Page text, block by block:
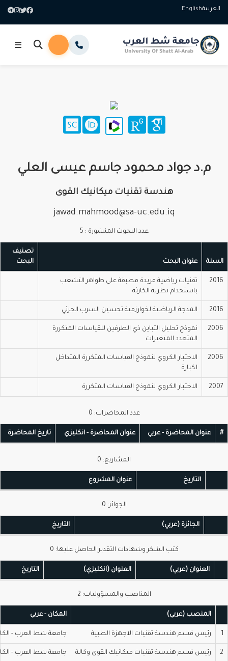
العربية English
م.د جواد محمود جاسم عيسى العلي
هندسة تقنيات ميكانيك القوى
jawad.mahmood@sa-uc.edu.iq
عدد البحوث المنشورة : 5
عنوان البحث
تصنيف
البحث
تقنيات رياضية فريدة مطبقة على ظواهر التشعب
باستخدام نظرية الكارثة
المذجة الرياضية لخوارزمية تحسين السرب الجزئي
نموذج تحليل التباين ذي الطرفين للقياسات المتكررة
المتعدد المتغيرات
الاختبار الكروي لنموذج القياسات المتكررة المتداخل
لكبارة
الاختبار الكروي لنموذج القياسات المتكررة
عدد المحاضرات: 0
عنوان المحاضرة - عربي عنوان المحاضرة - انكليزي تاريخ المحاضرة
المشاريع: 0
التاريخ عنوان المشروع
الجوائز: 0
الجائزة (عربي) التاريخ
كتب الشكر وشهادات التقدير الحاصل عليها: 0
العنوان (عربي) العنوان (انكليزي) التاريخ
المناصب والمسؤوليات: 2
المنصب (عربي) المكان - عربي
رئيس قسم هندسة تقنيات الاجهزة الطبية جامعة شط العرب - الكلية
رئيس قسم هندسة تقنيات ميكانيك القوى وكالة جامعة شط العرب - الكلية